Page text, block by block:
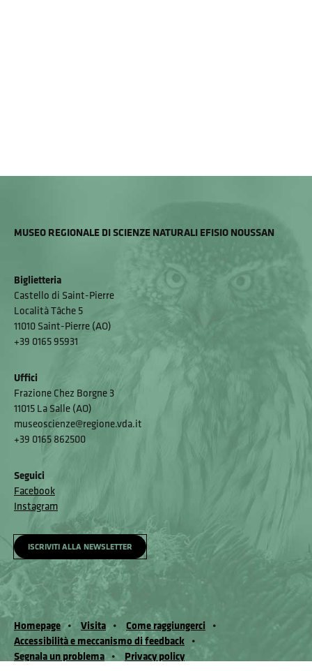
MUSEO REGIONALE DI SCIENZE NATURALI EFISIO NOUSSAN
Biglietteria
Castello di Saint-Pierre
Località Tâche 5
11010 Saint-Pierre (AO)
+39 0165 95931
Uffici
Frazione Chez Borgne 3
11015 La Salle (AO)
museoscienze@regione.vda.it
+39 0165 862500
Seguici
Facebook
Instagram
ISCRIVITI ALLA NEWSLETTER
Homepage Visita
Come raggiungerci
Accessibilità e meccanismo di feedback
Segnala un problema
Privacy policy